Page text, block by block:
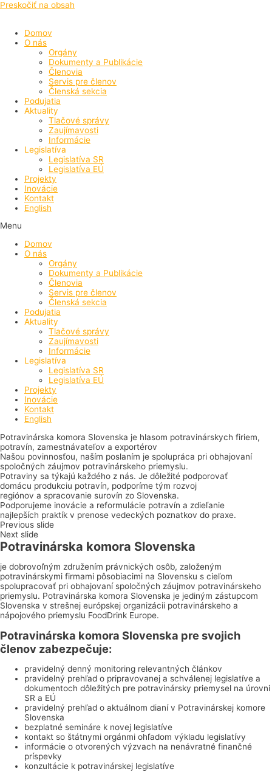
Preskočiť na obsah
Domov
O nás
Orgány
Dokumenty a Publikácie
Členovia
Servis pre členov
Členská sekcia
Podujatia
Aktuality
Tlačové správy
Zaujímavosti
Informácie
Legislatíva
Legislatíva SR
Legislatíva EÚ
Projekty
Inovácie
Kontakt
English
Menu
Domov
O nás
Orgány
Dokumenty a Publikácie
Členovia
Servis pre členov
Členská sekcia
Podujatia
Aktuality
Tlačové správy
Zaujímavosti
Informácie
Legislatíva
Legislatíva SR
Legislatíva EÚ
Projekty
Inovácie
Kontakt
English
Potravinárska komora Slovenska je hlasom potravinárskych firiem,
potravín, zamestnávateľov a exportérov
Našou povinnosťou, naším poslaním je spolupráca pri obhajovaní
spoločných záujmov potravinárskeho priemyslu.
Potraviny sa týkajú každého z nás. Je dôležité podporovať
domácu produkciu potravín, podporíme tým rozvoj
regiónov a spracovanie surovín zo Slovenska.
Podporujeme inovácie a reformulácie potravín a zdieľanie
najlepších praktík v prenose vedeckých poznatkov do praxe.
Previous slide
Next slide
Potravinárska komora Slovenska
je dobrovoľným združením právnických osôb, založeným
potravinárskymi firmami pôsobiacimi na Slovensku s cieľom
spolupracovať pri obhajovaní spoločných záujmov potravinárskeho
priemyslu. Potravinárska komora Slovenska je jediným zástupcom
Slovenska v strešnej európskej organizácii potravinárskeho a
nápojového priemyslu FoodDrink Europe.
Potravinárska komora Slovenska pre svojich
členov zabezpečuje:
pravidelný denný monitoring relevantných článkov
pravidelný prehľad o pripravovanej a schválenej legislatíve a
dokumentoch dôležitých pre potravinársky priemysel na úrovni
SR a EÚ
pravidelný prehľad o aktuálnom dianí v Potravinárskej komore
Slovenska
bezplatné semináre k novej legislatíve
kontakt so štátnymi orgánmi ohľadom výkladu legislatívy
informácie o otvorených výzvach na nenávratné finančné
príspevky
konzultácie k potravinárskej legislatíve